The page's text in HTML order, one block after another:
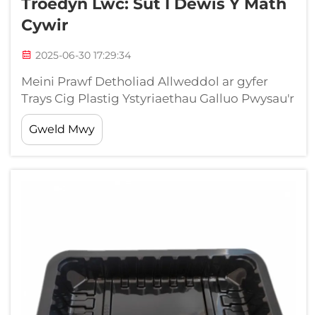
Cywir
2025-06-30 17:29:34
Meini Prawf Detholiad Allweddol ar gyfer
Trays Cig Plastig Ystyriaethau Galluo Pwysau'r
Cynnyrch Mae galluo pwysau yn un o sawl
ffactor i'w hystyried wrth ddewis trays cig
plastig. Mae'n bwysig allu cadarnhau pwysau
Gweld Mwy